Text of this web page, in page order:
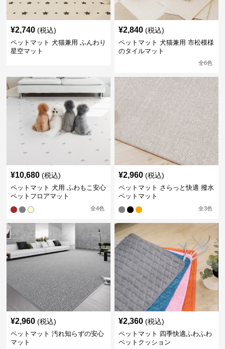
¥2,740 (税込)
ペットマット 犬猫兼用 ふんわり
星空マット
¥2,840 (税込)
ペットマット 犬猫兼用 市松模様
のタイルマット
全6色
¥10,680 (税込)
ペットマット 犬用 ふわもこ安心
ペットフロアマット
全4色
¥2,960 (税込)
ペットマット さらっと快適 撥水
ペットマット
全3色
¥2,960 (税込)
ペットマット 汚れ知らずの安心
マット
¥2,360 (税込)
ペットマット 四季快適ふわふわ
ペットクッション